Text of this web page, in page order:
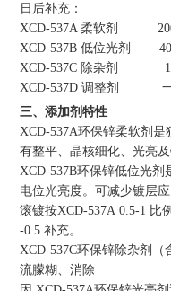
日后补充：
XCD-537A 柔软剂 200-
XCD-537B 低位光剂 40-
XCD-537C 除杂剂 10-
XCD-537D 调整剂 一
三、添加剂特性
XCD-537A环保锌柔软剂
有整平、晶核细化、光亮及
XCD-537B环保锌低位光
电位光亮度。可减少镀层
滚镀按XCD-537A 0.5-1 比
-0.5 补充。
XCD-537C环保锌除杂剂
流朦糊、消除